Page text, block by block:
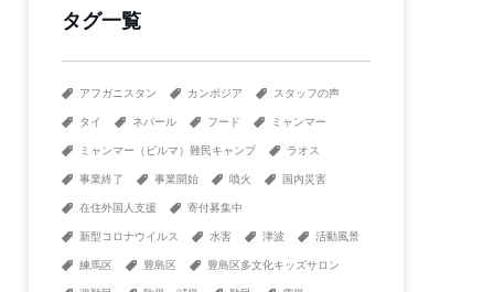
タグ一覧
アフガニスタン カンボジア スタッフの声
タイ ネパール フード ミャンマー
ミャンマー（ビルマ）難民キャンプ ラオス
事業終了 事業開始 噴火 国内災害
在住外国人支援 寄付募集中
新型コロナウイルス 水害 津波 活動風景
練馬区 豊島区 豊島区多文化キッズサロン